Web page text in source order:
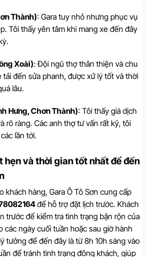
Thành): Gara tuy nhỏ nhưng phục vụ
Tôi thấy yên tâm khi mang xe đến đây
Xoài): Đội ngũ thợ thân thiện và chu
tải đến sửa phanh, được xử lý tốt và thời
lâu.
Hưng, Chơn Thành): Tôi thấy giá dịch
rõ ràng. Các anh thợ tư vấn rất kỹ, tôi
lần tới.
hẹn và thời gian tốt nhất để đến
khách hàng, Gara Ô Tô Sơn cung cấp
để hỗ trợ đặt lịch trước. Khách
trước để kiểm tra tình trạng bận rộn của
các ngày cuối tuần hoặc sau giờ hành
tưởng để đến đây là từ 8h 10h sáng vào
để tránh tình trạng đông khách, giúp